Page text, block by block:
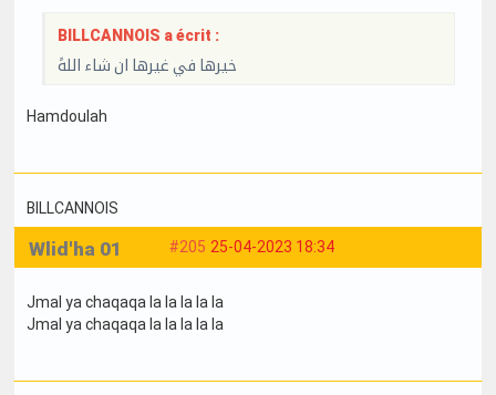
BILLCANNOIS a écrit :
خيرها في غيرها ان شاء اللهً
Hamdoulah
BILLCANNOIS
#205 25-04-2023 18:34
Wlid'ha 01
Jmal ya chaqaqa la la la la la
Jmal ya chaqaqa la la la la la